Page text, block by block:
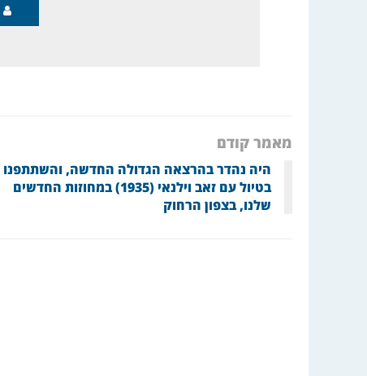
מאמר קודם
היה נהדר בהרצאה הגדולה החדשה, והשתתפנו
בטיול עם זאב וילנאי (1935) במחוזות החדשים
שלנו, בצפון הרחוק